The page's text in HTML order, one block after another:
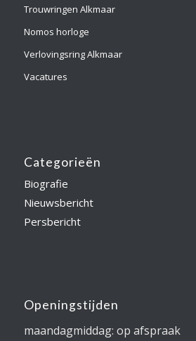
Trouwringen Alkmaar
Nomos horloge
Verlovingsring Alkmaar
Vacatures
Categorieën
Biografie
Nieuwsbericht
Persbericht
Openingstijden
maandagmiddag: op afspraak